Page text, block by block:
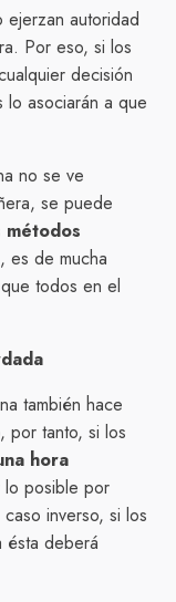
autoridad
Por eso, si los
decisión
lo asociarán a que
no se ve
se puede
métodos
es de mucha
todos en el
también hace
por tanto, si los
hora
posible por
inverso, si los
ésta deberá